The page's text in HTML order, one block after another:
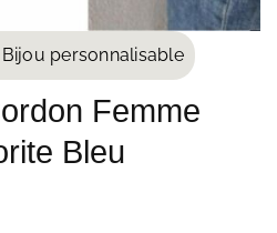
personnalisable
Femme
Bleu